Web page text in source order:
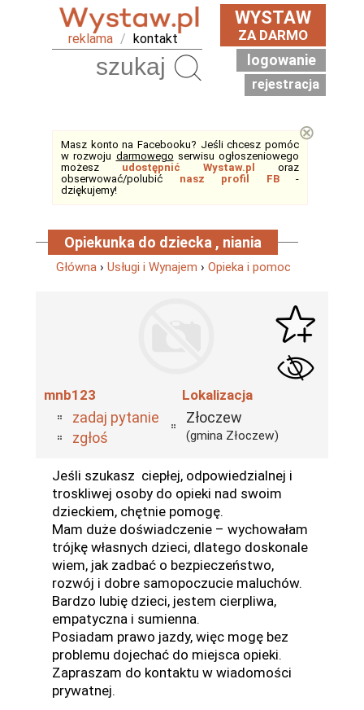
reklama / kontakt
WYSTAW
ZA DARMO
logowanie
rejestracja
Masz konto na Facebooku? Jeśli chcesz pomóc
w rozwoju darmowego serwisu ogłoszeniowego
możesz udostępnić Wystaw.pl
oraz
obserwować/polubić nasz profil FB-
dziękujemy!
⊗
Opiekunka do dziecka , niania
Główna › Usługi i Wynajem › Opieka i pomoc
mnb123
zadaj pytanie
zgłoś
Lokalizacja
Złoczew
(gmina Złoczew)
Jeśli szukasz ciepłej, odpowiedzialnej i
troskliwej osoby do opieki nad swoim
dzieckiem, chętnie pomogę.
Mam duże doświadczenie – wychowałam
trójkę własnych dzieci, dlatego doskonale
wiem, jak zadbać o bezpieczeństwo,
rozwój i dobre samopoczucie maluchów.
Bardzo lubię dzieci, jestem cierpliwa,
empatyczna i sumienna.
Posiadam prawo jazdy, więc mogę bez
problemu dojechać do miejsca opieki.
Zapraszam do kontaktu w wiadomości
prywatnej.